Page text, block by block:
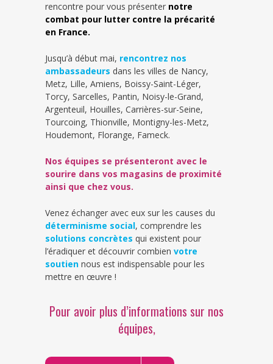
rencontre pour vous présenter notre
combat pour lutter contre la précarité
en France.
Jusqu’à début mai, rencontrez nos
ambassadeurs dans les villes de Nancy,
Metz, Lille, Amiens, Boissy-Saint-Léger,
Torcy, Sarcelles, Pantin, Noisy-le-Grand,
Argenteuil, Houilles, Carrières-sur-Seine,
Tourcoing, Thionville, Montigny-les-Metz,
Houdemont, Florange, Fameck.
Nos équipes se présenteront avec le
sourire dans vos magasins de proximité
ainsi que chez vous.
Venez échanger avec eux sur les causes du
déterminisme social, comprendre les
solutions concrètes qui existent pour
l’éradiquer et découvrir combien votre
soutien nous est indispensable pour les
mettre en œuvre !
Pour avoir plus d’informations sur nos
équipes,